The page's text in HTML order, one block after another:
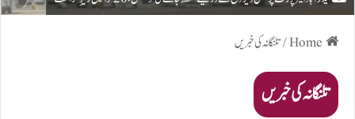
/تلنگانہ کی خبریں
تلنگانہ کی خبریں